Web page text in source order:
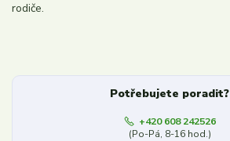
rodiče.
Potřebujete poradit?
+420 608 242526
(Po-Pá, 8-16 hod.)